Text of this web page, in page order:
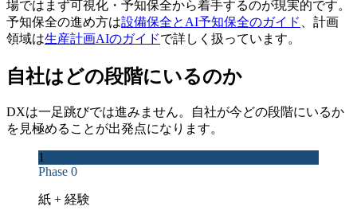
場ではまず可視化・予知保全から着手するのが現実的です。
予知保全の進め方は設備保全とAI予知保全のガイド
、計画
領域は生産計画AIのガイドで詳しく扱っています。
自社はどの段階にいるのか
DXは一足跳びでは進みません。自社が今どの段階にいるか
を見極めることが出発点になります。
1
Phase 0
紙 + 経験